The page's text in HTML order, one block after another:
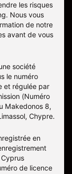
les risques
Nous vous
de notre
avant de vous
société
le numéro
et régulée par
(Numéro
Makedonos 8,
Chypre.
en
de licence